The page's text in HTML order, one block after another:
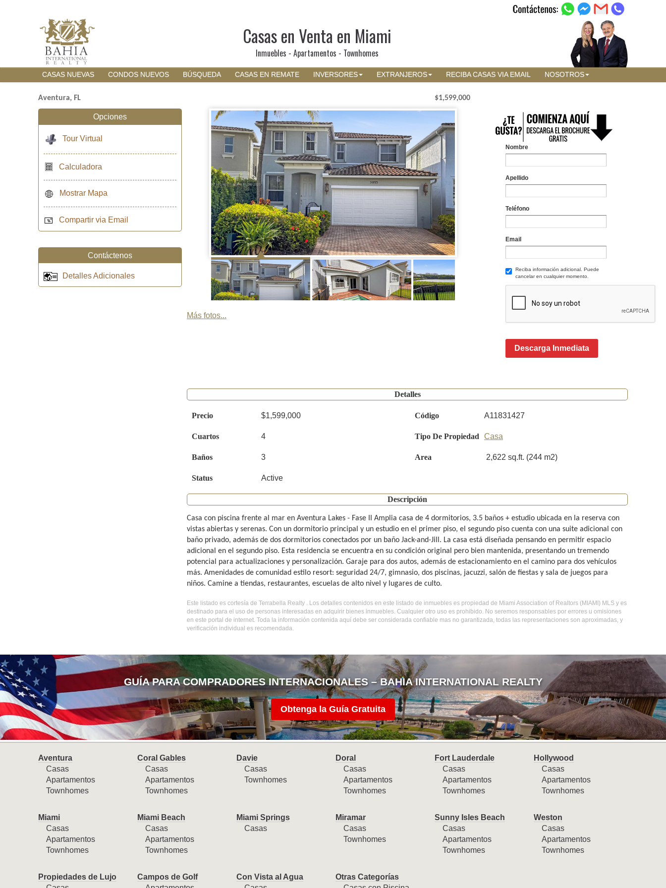
Casas en Venta en Miami
Inmuebles - Apartamentos - Townhomes
CASAS NUEVAS CONDOS NUEVOS BÚSQUEDA CASAS EN REMATE INVERSORES EXTRANJEROS RECIBA CASAS VIA EMAIL NOSOTROS
Aventura, FL $1,599,000
Más fotos...
Nombre
Apellido
Teléfono
Email
Reciba información adicional. Puede
cancelar en cualquier momento.
Descarga Inmediata
Detalles
Precio $1,599,000 Código A11831427
Cuartos 4 Tipo De Propiedad Casa
Baños 3 Area 2,622 sq.ft. (244 m2)
Status Active
Descripción
Casa con piscina frente al mar en Aventura Lakes - Fase II Amplia casa de 4 dormitorios, 3.5 baños + estudio ubicada en la reserva con
vistas abiertas y serenas. Con un dormitorio principal y un estudio en el primer piso, el segundo piso cuenta con una suite adicional con
baño privado, además de dos dormitorios conectados por un baño Jack-and-Jill. La casa está diseñada pensando en permitir espacio
adicional en el segundo piso. Esta residencia se encuentra en su condición original pero bien mantenida, presentando un tremendo
potencial para actualizaciones y personalización. Garaje para dos autos, además de estacionamiento en el camino para dos vehículos
más. Amenidades de comunidad estilo resort: seguridad 24/7, gimnasio, dos piscinas, jacuzzi, salón de fiestas y sala de juegos para
niños. Camine a tiendas, restaurantes, escuelas de alto nivel y lugares de culto.
Este listado es cortesía de Terrabella Realty . Los detalles contenidos en este listado de inmuebles es propiedad de Miami Association of Realtors (MIAMI) MLS y es
destinado para el uso de personas interesadas en adquirir bienes inmuebles. Cualquier otro uso es prohibido. No seremos responsables por errores u omisiones
en este portal de internet. Toda la información contenida aquí debe ser considerada confiable mas no garantizada, todas las representaciones son aproximadas, y
verificación individual es recomendada.
Opciones
Tour Virtual
Calculadora
Mostrar Mapa
Compartir via Email
Contáctenos
Detalles Adicionales
GUÍA PARA COMPRADORES INTERNACIONALES – BAHIA INTERNATIONAL REALTY
Obtenga la Guía Gratuita
Aventura
Casas
Apartamentos
Townhomes
Coral Gables
Casas
Apartamentos
Townhomes
Davie
Casas
Townhomes
Doral
Casas
Apartamentos
Townhomes
Fort Lauderdale
Casas
Apartamentos
Townhomes
Hollywood
Casas
Apartamentos
Townhomes
Miami
Casas
Apartamentos
Townhomes
Miami Beach
Casas
Apartamentos
Townhomes
Miami Springs
Casas
Miramar
Casas
Townhomes
Sunny Isles Beach
Casas
Apartamentos
Townhomes
Weston
Casas
Apartamentos
Townhomes
Propiedades de Lujo
Campos de Golf
Con Vista al Agua
Otras Categorías